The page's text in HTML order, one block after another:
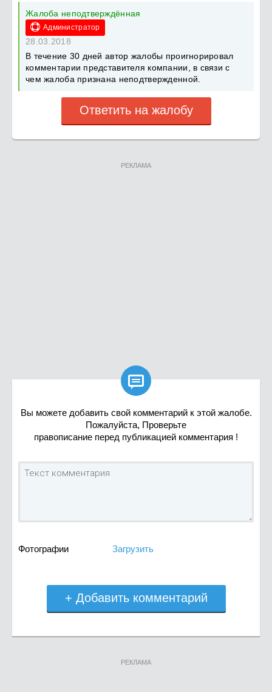
Жалоба неподтверждённая
Администратор
28.03.2018
В течение 30 дней автор жалобы проигнорировал
комментарии представителя компании, в связи с
чем жалоба признана неподтвержденной.
Ответить на жалобу
РЕКЛАМА

Вы можете добавить свой комментарий к этой жалобе.
Пожалуйста, Проверьте
правописание перед публикацией комментария !
Фотографии Загрузить
+ Добавить комментарий
РЕКЛАМА